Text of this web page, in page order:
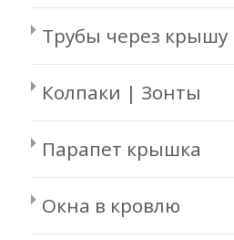
Трубы через крышу
Колпаки | Зонты
Парапет крышка
Окна в кровлю